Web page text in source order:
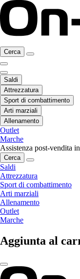
Cerca
Saldi
Attrezzatura
Sport di combattimento
Arti marziali
Allenamento
Outlet
Marche
Assistenza post-vendita
Cerca
Saldi
Attrezzatura
Sport di combattimento
Arti marziali
Allenamento
Outlet
Marche
Aggiunta al